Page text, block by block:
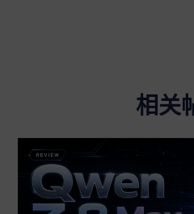
相关